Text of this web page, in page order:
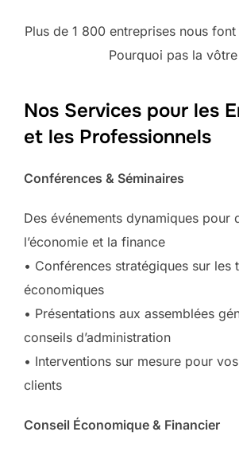
Plus de 1 800 entreprises nous
Pourquoi pas la vôtre
Nos Services pour les
et les Professionnels
Conférences & Séminaires
Des événements dynamiques pour
l’économie et la finance
• Conférences stratégiques sur les
économiques
• Présentations aux assemblées
conseils d’administration
• Interventions sur mesure pour
clients
Conseil Économique & Financier